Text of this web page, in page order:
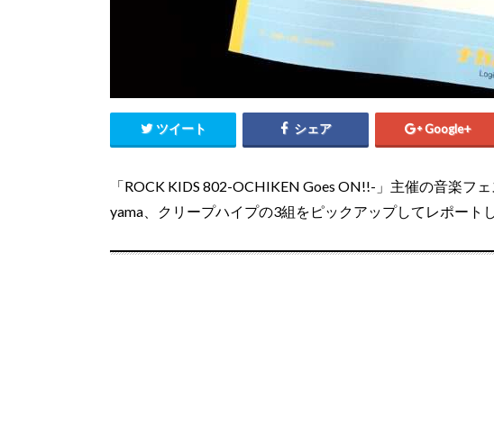
ツイート シェア Google+
「ROCK KIDS 802-OCHIKEN Goes ON!!-」主催の音楽フ
yama、クリープハイプの3組をピックアップしてレポートし